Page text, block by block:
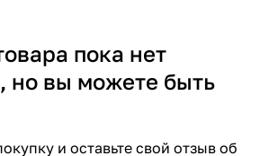
пока нет
но вы можете быть
и оставьте свой отзыв об